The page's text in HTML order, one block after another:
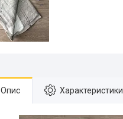
Опис Характеристики